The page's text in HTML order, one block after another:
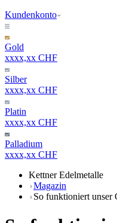
Kundenkonto
Gold
xxxx,xx CHF
Silber
xxxx,xx CHF
Platin
xxxx,xx CHF
Palladium
xxxx,xx CHF
Kettner Edelmetalle
Magazin
So funktioniert unser